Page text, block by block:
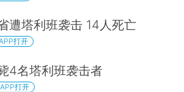
遭塔利班袭击 14人死亡
打开
4名塔利班袭击者
APP打开